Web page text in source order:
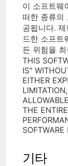
이 소프트웨
떠한 종류의
공됩니다.
드한 소프트
든 위험을
THIS
IS"
EITHER
THE
SOFTWARE
기타